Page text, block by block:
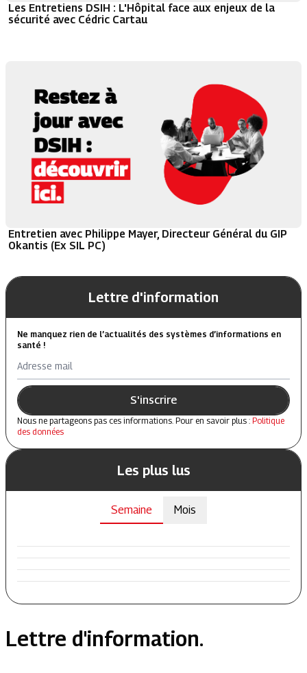
Les Entretiens DSIH : L'Hôpital face aux enjeux de la
sécurité avec Cédric Cartau
Entretien avec Philippe Mayer, Directeur Général du GIP
Okantis (Ex SIL PC)
Lettre d'information
Ne manquez rien de l’actualités des systèmes d’informations en
santé !
Adresse mail
S'inscrire
Nous ne partageons pas ces informations. Pour en savoir plus : Politique
des données
Les plus lus
Semaine Mois
Lettre d'information.